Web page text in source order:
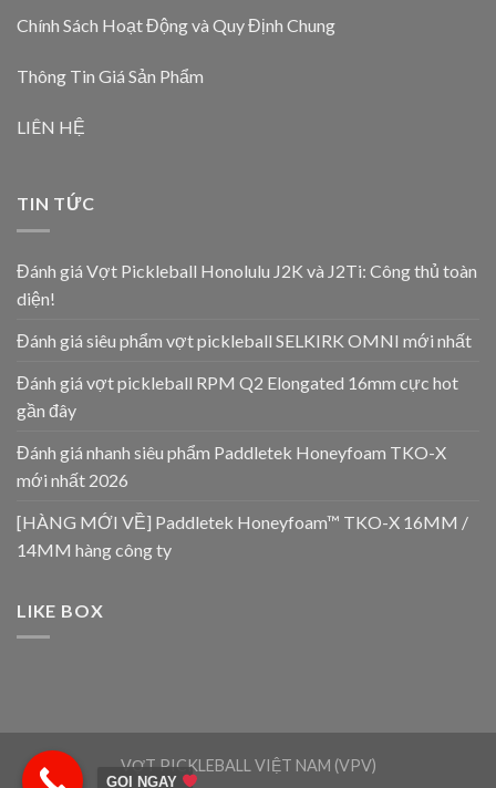
Chính Sách Hoạt Động và Quy Định Chung
Thông Tin Giá Sản Phẩm
LIÊN HỆ
TIN TỨC
Đánh giá Vợt Pickleball Honolulu J2K và J2Ti: Công thủ toàn
diện!
Đánh giá siêu phẩm vợt pickleball SELKIRK OMNI mới nhất
Đánh giá vợt pickleball RPM Q2 Elongated 16mm cực hot
gần đây
Đánh giá nhanh siêu phẩm Paddletek Honeyfoam TKO-X
mới nhất 2026
[HÀNG MỚI VỀ] Paddletek Honeyfoam™ TKO-X 16MM /
14MM hàng công ty
LIKE BOX
VỢT PICKLEBALL VIỆT NAM (VPV)
GỌI NGAY